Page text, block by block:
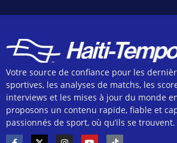
Votre source de confiance pour les
sportives, les analyses de matchs, les
interviews et les mises à jour du monde
proposons un contenu rapide, fiable et
passionnés de sport, où qu’ils se trouvent.